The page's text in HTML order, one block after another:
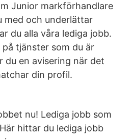
Junior markförhandlare
med och underlättar
du alla våra lediga jobb.
tjänster som du är
du en avisering när det
din profil.
nu! Lediga jobb som
hittar du lediga jobb